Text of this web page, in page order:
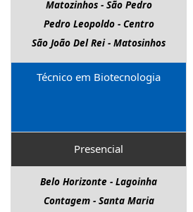
Matozinhos - São Pedro
Pedro Leopoldo - Centro
São João Del Rei - Matosinhos
Técnico em Biotecnologia
Presencial
Belo Horizonte - Lagoinha
Contagem - Santa Maria